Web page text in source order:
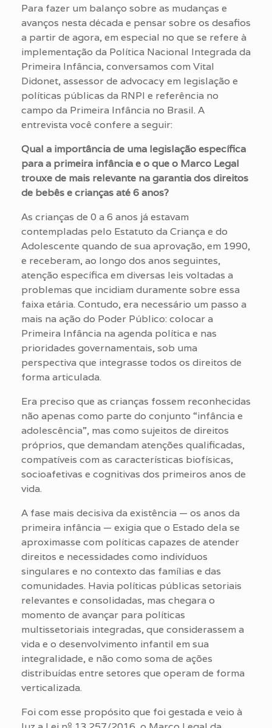
Para fazer um balanço sobre as mudanças e
avanços nesta década e pensar sobre os desafios
a partir de agora, em especial no que se refere à
implementação da Política Nacional Integrada da
Primeira Infância, conversamos com Vital
Didonet, assessor de advocacy em legislação e
políticas públicas da RNPI e referência no
campo da Primeira Infância no Brasil. A
entrevista você confere a seguir:
Qual a importância de uma legislação específica
para a primeira infância e o que o Marco Legal
trouxe de mais relevante na garantia dos direitos
de bebês e crianças até 6 anos?
As crianças de 0 a 6 anos já estavam
contempladas pelo Estatuto da Criança e do
Adolescente quando de sua aprovação, em 1990,
e receberam, ao longo dos anos seguintes,
atenção específica em diversas leis voltadas a
problemas que incidiam duramente sobre essa
faixa etária. Contudo, era necessário um passo a
mais na ação do Poder Público: colocar a
Primeira Infância na agenda política e nas
prioridades governamentais, sob uma
perspectiva que integrasse todos os direitos de
forma articulada.
Era preciso que as crianças fossem reconhecidas
não apenas como parte do conjunto “infância e
adolescência”, mas como sujeitos de direitos
próprios, que demandam atenções qualificadas,
compatíveis com as características biofísicas,
socioafetivas e cognitivas dos primeiros anos de
vida.
A fase mais decisiva da existência — os anos da
primeira infância — exigia que o Estado dela se
aproximasse com políticas capazes de atender
direitos e necessidades como indivíduos
singulares e no contexto das famílias e das
comunidades. Havia políticas públicas setoriais
relevantes e consolidadas, mas chegara o
momento de avançar para políticas
multissetoriais integradas, que considerassem a
vida e o desenvolvimento infantil em sua
integralidade, e não como soma de ações
distribuídas entre setores que operam de forma
verticalizada.
Foi com esse propósito que foi gestada e veio à